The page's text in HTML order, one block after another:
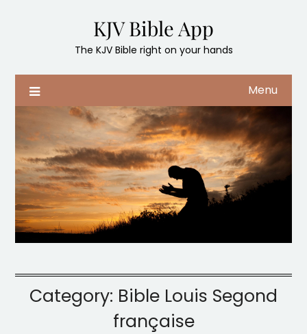
KJV Bible App
The KJV Bible right on your hands
Menu
Category: Bible Louis Segond
française